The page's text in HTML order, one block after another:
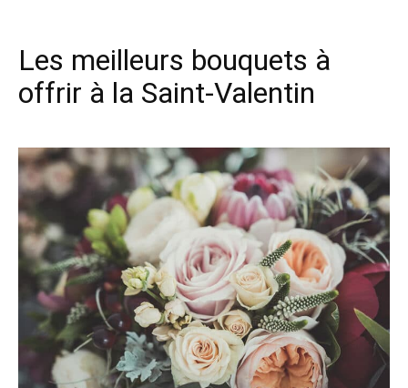
Les meilleurs bouquets à
offrir à la Saint-Valentin